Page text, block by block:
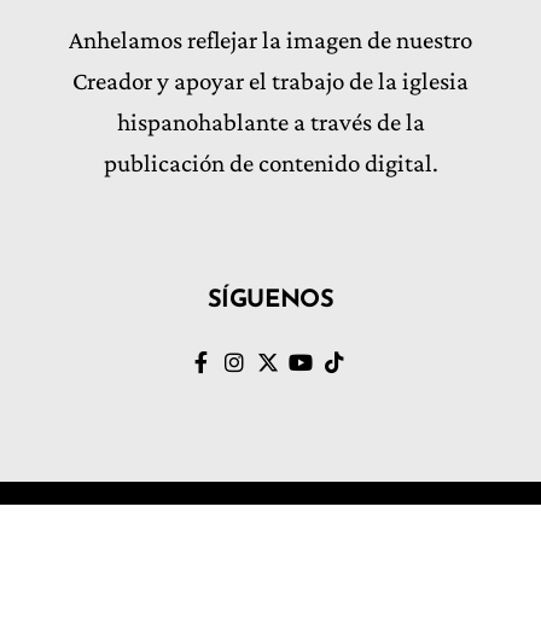
Anhelamos reflejar la imagen de nuestro
Creador y apoyar el trabajo de la iglesia
hispanohablante a través de la
publicación de contenido digital.
SÍGUENOS